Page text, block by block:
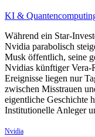
KI &
Während ein Star-
Nvidia parabolisch
Musk öffentlich, seine
Nvidias künftiger Vera-
Ereignisse liegen nur
zwischen Misstrauen
eigentliche Geschichte
Institutionelle Anleger
Nvidia